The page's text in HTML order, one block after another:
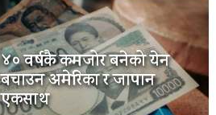
४० वर्षकै कमजोर बनेको येन
बचाउन अमेरिका र जापान
एकसाथ